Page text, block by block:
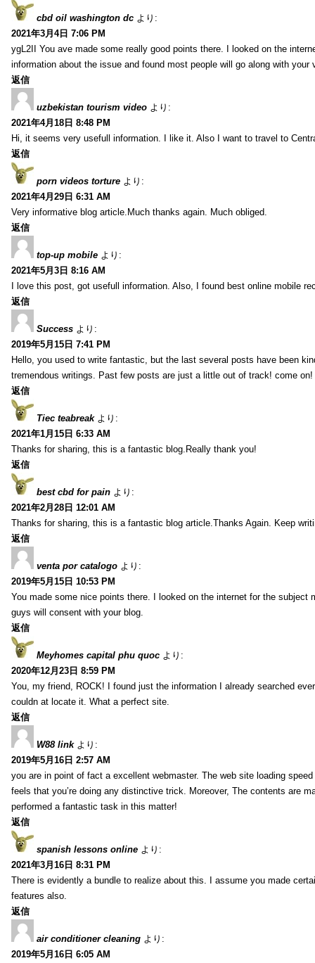
cbd oil washington dc より:
2021年3月4日 7:06 PM
ygL2II You ave made some really good points there. I looked on the
information about the issue and found most people will go along with your
返信
uzbekistan tourism video より:
2021年4月18日 8:48 PM
Hi, it seems very usefull information. I like it. Also I want to travel to
返信
porn videos torture より:
2021年4月29日 6:31 AM
Very informative blog article.Much thanks again. Much obliged.
返信
top-up mobile より:
2021年5月3日 8:16 AM
I love this post, got usefull information. Also, I found best online mobile
返信
Success より:
2019年5月15日 7:41 PM
Hello, you used to write fantastic, but the last several posts have been
tremendous writings. Past few posts are just a little out of track! come on!
返信
Tiec teabreak より:
2021年1月15日 6:33 AM
Thanks for sharing, this is a fantastic blog.Really thank you!
返信
best cbd for pain より:
2021年2月28日 12:01 AM
Thanks for sharing, this is a fantastic blog article.Thanks Again. Keep
返信
venta por catalogo より:
2019年5月15日 10:53 PM
You made some nice points there. I looked on the internet for the subject
guys will consent with your blog.
返信
Meyhomes capital phu quoc より:
2020年12月23日 8:59 PM
You, my friend, ROCK! I found just the information I already searched
couldn at locate it. What a perfect site.
返信
W88 link より:
2019年5月16日 2:57 AM
you are in point of fact a excellent webmaster. The web site loading
feels that you’re doing any distinctive trick. Moreover, The contents are
performed a fantastic task in this matter!
返信
spanish lessons online より:
2021年3月16日 8:31 PM
There is evidently a bundle to realize about this. I assume you made
features also.
返信
air conditioner cleaning より:
2019年5月16日 6:05 AM